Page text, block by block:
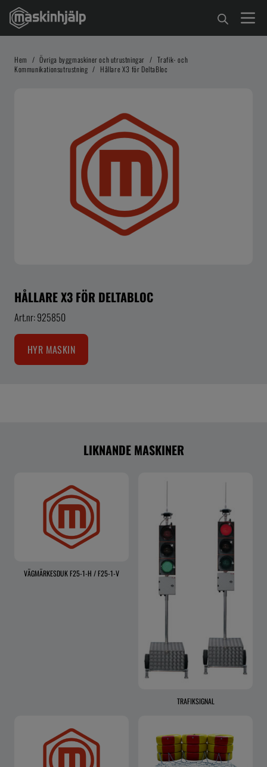
Hem / Övriga byggmaskiner och utrustningar / Trafik- och
Kommunikationsutrustning / Hållare X3 för DeltaBloc
HÅLLARE X3 FÖR DELTABLOC
Art.nr: 925850
HYR MASKIN
LIKNANDE MASKINER
VÄGMÄRKESDUK F25-1-H / F25-1-V
TRAFIKSIGNAL